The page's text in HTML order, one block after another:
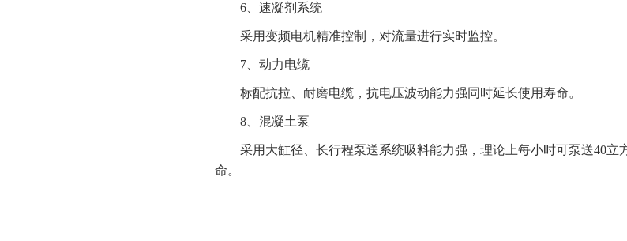
6、 速凝剂系统
采用变频电机精准控制，对流量进行实时监控。
7、动力电缆
标配抗拉、耐磨电缆，抗电压波动能力强同时延长使用寿命。
8、混凝土泵
采用大缸径、长行程泵送系统吸料能力强，理论上每小时可泵送40立
命。